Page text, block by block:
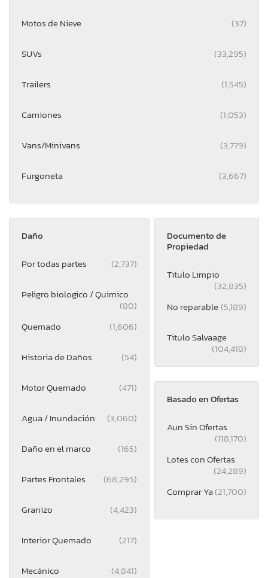
Motos de Nieve (37)
SUVs (33,295)
Trailers (1,545)
Camiones (1,053)
Vans/Minivans (3,779)
Furgoneta (3,667)
Daño
Por todas partes (2,737)
Peligro biologico / Quimico
(80)
Quemado
(1,606)
Historia de Daños (54)
Motor Quemado (471)
Agua / Inundación (3,060)
Daño en el marco (165)
Partes Frontales (68,295)
Granizo (4,423)
Interior Quemado (217)
Mecánico (4,841)
Documento de
Propiedad
Titulo Limpio
(32,835)
No reparable (5,189)
Titulo Salvaage
(104,418)
Basado en Ofertas
Aun Sin Ofertas
(118,170)
Lotes con Ofertas
(24,289)
Comprar Ya(21,700)